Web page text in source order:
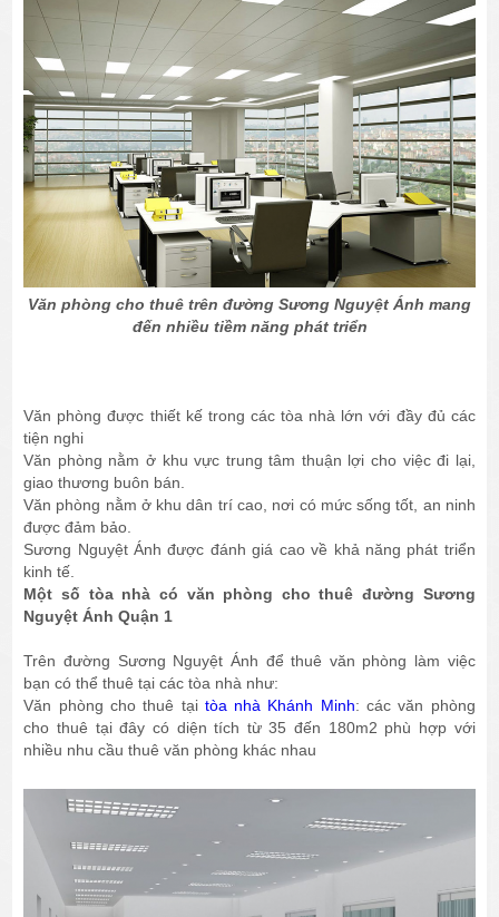
Văn phòng cho thuê trên đường Sương Nguyệt Ánh mang
đến nhiều tiềm năng phát triển
Văn phòng được thiết kế trong các tòa nhà lớn với đầy đủ các
tiện nghi
Văn phòng nằm ở khu vực trung tâm thuận lợi cho việc đi lại,
giao thương buôn bán.
Văn phòng nằm ở khu dân trí cao, nơi có mức sống tốt, an ninh
được đảm bảo.
Sương Nguyệt Ánh được đánh giá cao về khả năng phát triển
kinh tế.
Một số tòa nhà có văn phòng cho thuê đường Sương
Nguyệt Ánh Quận 1
Trên đường Sương Nguyệt Ánh để thuê văn phòng làm việc
bạn có thể thuê tại các tòa nhà như:
Văn phòng cho thuê tại tòa nhà Khánh Minh: các văn phòng
cho thuê tại đây có diện tích từ 35 đến 180m2 phù hợp với
nhiều nhu cầu thuê văn phòng khác nhau